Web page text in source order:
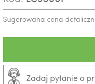
Sugerowana cena
Zadaj pytanie o